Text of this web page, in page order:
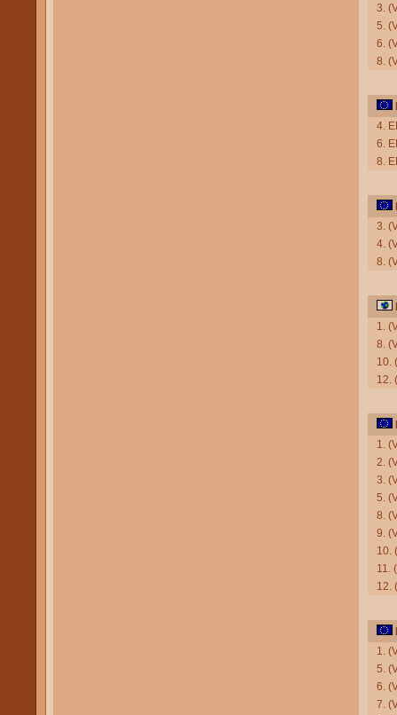
3.
5.
6.
8.
4.
6.
8.
3.
4.
8.
1.
8.
10.
12.
1.
2.
3.
5.
8.
9.
10.
11.
12.
1.
5.
6.
7.